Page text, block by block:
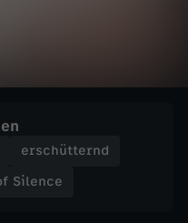
erschütternd
Silence